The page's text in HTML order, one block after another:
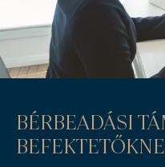
BÉRBEADÁSI